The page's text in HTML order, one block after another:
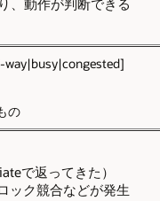
の
で返ってきた）
ック競合などが発生